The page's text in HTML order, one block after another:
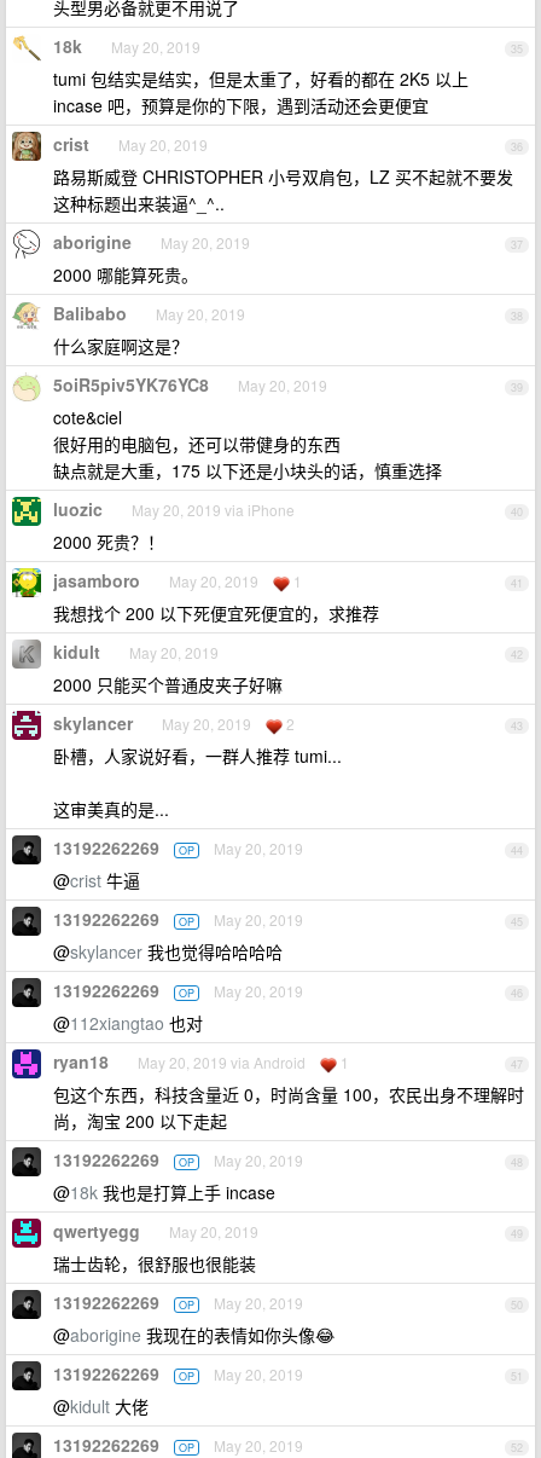
头型男必备就更不用说了
35
18k May 20, 2019
tumi 包结实是结实，但是太重了，好看的都在 2K5 以上
incase 吧，预算是你的下限，遇到活动还会更便宜
36
crist May 20, 2019
路易斯威登 CHRISTOPHER 小号双肩包，LZ 买不起就不要发
这种标题出来装逼^_^..
37
aborigine May 20, 2019
2000 哪能算死贵。
38
Balibabo May 20, 2019
什么家庭啊这是？
39
5oiR5piv5YK76YC8 May 20, 2019
cote&ciel
很好用的电脑包，还可以带健身的东西
缺点就是大重，175 以下还是小块头的话，慎重选择
40
luozic May 20, 2019 via iPhone
2000 死贵？！
41
jasamboro May 20, 2019 1
我想找个 200 以下死便宜死便宜的，求推荐
42
kidult May 20, 2019
2000 只能买个普通皮夹子好嘛
43
skylancer May 20, 2019 2
卧槽，人家说好看，一群人推荐 tumi...
这审美真的是...
44
13192262269 OP May 20, 2019
@crist 牛逼
45
13192262269 OP May 20, 2019
@skylancer 我也觉得哈哈哈哈
46
13192262269 OP May 20, 2019
@112xiangtao 也对
47
ryan18 May 20, 2019 via Android 1
包这个东西，科技含量近 0，时尚含量 100，农民出身不理解时
尚，淘宝 200 以下走起
48
13192262269 OP May 20, 2019
@18k 我也是打算上手 incase
49
qwertyegg May 20, 2019
瑞士齿轮，很舒服也很能装
50
13192262269 OP May 20, 2019
@aborigine 我现在的表情如你头像😂
51
13192262269 OP May 20, 2019
@kidult 大佬
52
13192262269 OP May 20, 2019